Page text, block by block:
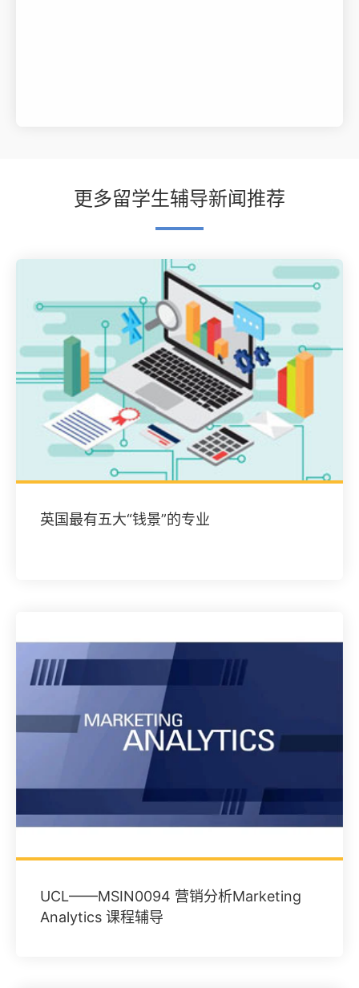
更多留学生辅导新闻推荐
英国最有五大“钱景”的专业
UCL——MSIN0094 营销分析Marketing
Analytics 课程辅导